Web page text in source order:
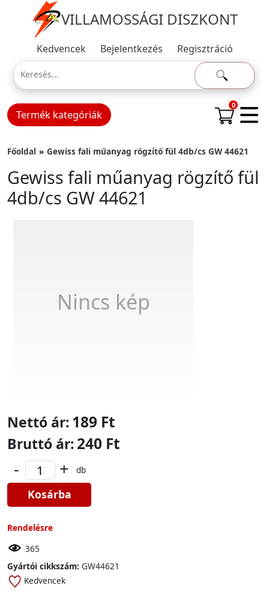
VILLAMOSSÁGI DISZKONT
Kedvencek Bejelentkezés Regisztráció
Termék kategóriák
0
Főoldal Gewiss fali műanyag rögzítő fül 4db/cs GW 44621
Gewiss fali műanyag rögzítő fül
4db/cs GW 44621
Nincs kép
Nettó ár:189 Ft
Bruttó ár:240 Ft
- + db
Kosárba
Rendelésre
365
Gyártói cikkszám: GW44621
Kedvencek